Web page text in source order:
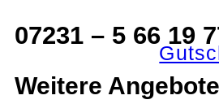
07231 – 5 66 19
Weitere